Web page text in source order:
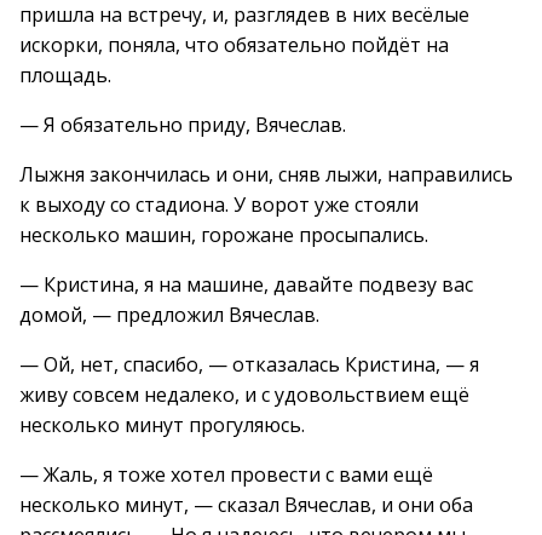
пришла на встречу, и, разглядев в них весёлые
искорки, поняла, что обязательно пойдёт на
площадь.
— Я обязательно приду, Вячеслав.
Лыжня закончилась и они, сняв лыжи, направились
к выходу со стадиона. У ворот уже стояли
несколько машин, горожане просыпались.
— Кристина, я на машине, давайте подвезу вас
домой, — предложил Вячеслав.
— Ой, нет, спасибо, — отказалась Кристина, — я
живу совсем недалеко, и с удовольствием ещё
несколько минут прогуляюсь.
— Жаль, я тоже хотел провести с вами ещё
несколько минут, — сказал Вячеслав, и они оба